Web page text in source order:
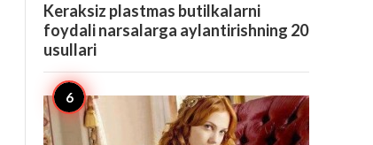
Keraksiz plastmas butilkalarni
foydali narsalarga aylantirishning 20
usullari